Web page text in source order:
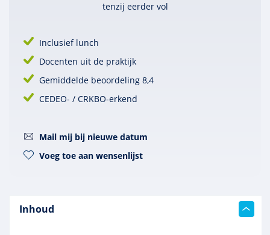
tenzij eerder vol
Inclusief lunch
Docenten uit de praktijk
Gemiddelde beoordeling 8,4
CEDEO- / CRKBO-erkend
Mail mij bij nieuwe datum
Voeg toe aan wensenlijst
Inhoud